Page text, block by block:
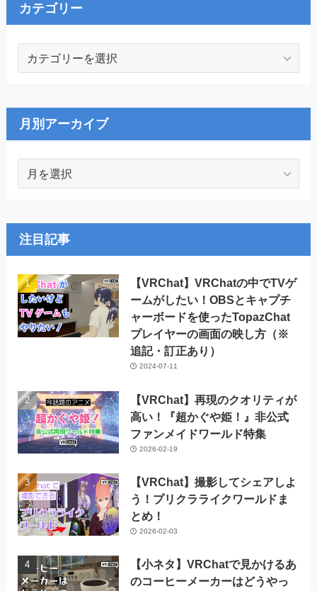
カテゴリー
ー
月別アーカイブ
カ
イ
ブ
注目記事
【VRChat】VRChatの中でTVゲ
ームがしたい！OBSとキャプチ
ャーボードを使ったTopazChat
プレイヤーの画面の映し方（※
追記・訂正あり）
2024-07-11
【VRChat】再現のクオリティが
高い！『超かぐや姫！』非公式
ファンメイドワールド特集
2026-02-19
【VRChat】撮影してシェアしよ
う！プリクラライクワールドま
とめ！
2026-02-03
【小ネタ】VRChatで見かけるあ
のコーヒーメーカーはどうやっ